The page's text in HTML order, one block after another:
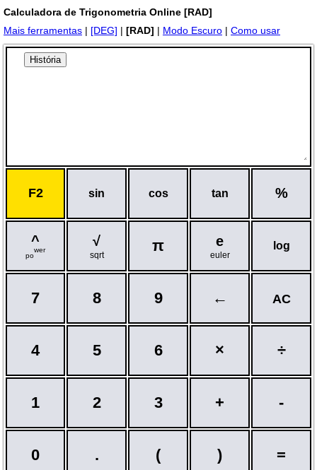
Calculadora de Trigonometria Online [RAD]
Mais ferramentas | [DEG] | [RAD] | Modo Escuro | Como usar
História
F2 sin cos tan %
^
po
wer
√
sqrt
π e
euler
log
7 8 9 ← AC
4 5 6 × ÷
1 2 3 + -
0 . ( ) =